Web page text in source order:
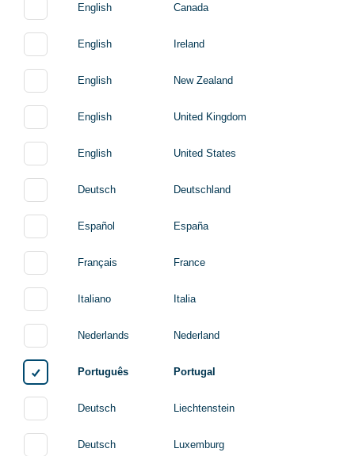
English Canada
English Ireland
English New Zealand
English United Kingdom
English United States
Deutsch Deutschland
Español España
Français France
Italiano Italia
Nederlands Nederland
Português Portugal
Deutsch Liechtenstein
Deutsch Luxemburg